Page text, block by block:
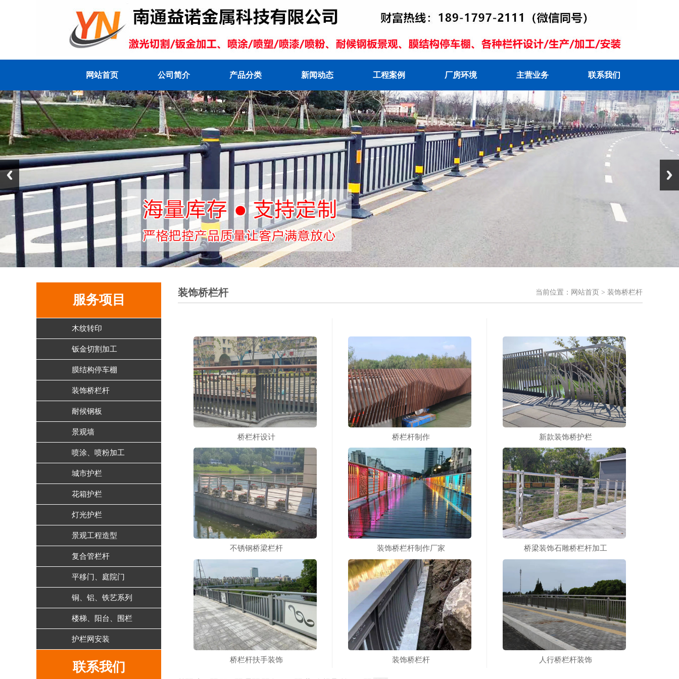
网站首页 公司简介 产品分类 新闻动态 工程案例 厂房环境 主营业务 联系我们
服务项目
木纹转印
钣金切割加工
膜结构停车棚
装饰桥栏杆
耐候钢板
景观墙
喷涂、喷粉加工
城市护栏
花箱护栏
灯光护栏
景观工程造型
复合管栏杆
平移门、庭院门
铜、铝、铁艺系列
楼梯、阳台、围栏
护栏网安装
联系我们
装饰桥栏杆 当前位置： 网站首页 > 装饰桥栏杆
桥栏杆设计
不锈钢桥梁栏杆
桥栏杆扶手装饰
桥栏杆制作
装饰桥栏杆制作厂家
装饰桥栏杆
新款装饰桥护栏
桥梁装饰石雕桥栏杆加工
人行桥栏杆装饰